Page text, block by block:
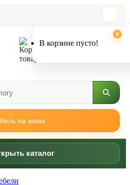
на заказ
0
В корзине пусто!
каталог